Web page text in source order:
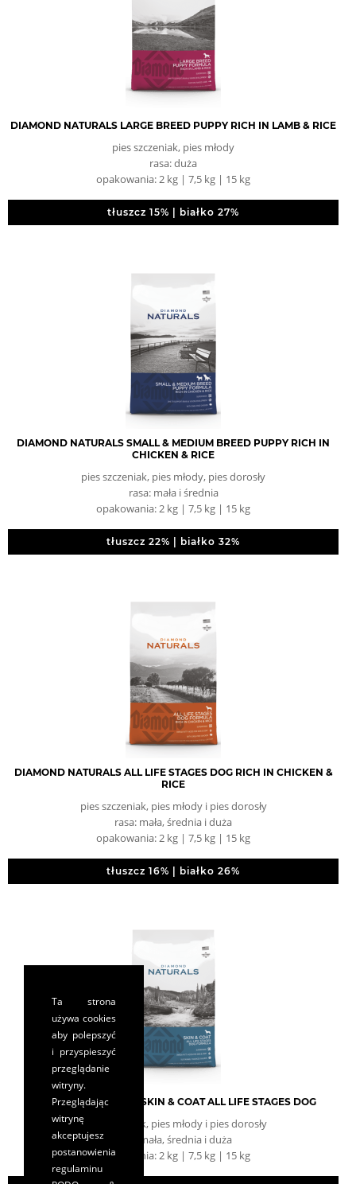
DIAMOND NATURALS LARGE BREED PUPPY RICH IN LAMB & RICE
pies szczeniak, pies młody
rasa: duża
opakowania: 2 kg | 7,5 kg | 15 kg
tłuszcz 15% | białko 27%
DIAMOND NATURALS SMALL & MEDIUM BREED PUPPY RICH IN
CHICKEN & RICE
pies szczeniak, pies młody, pies dorosły
rasa: mała i średnia
opakowania: 2 kg | 7,5 kg | 15 kg
tłuszcz 22% | białko 32%
DIAMOND NATURALS ALL LIFE STAGES DOG RICH IN CHICKEN &
RICE
pies szczeniak, pies młody i pies dorosły
rasa: mała, średnia i duża
opakowania: 2 kg | 7,5 kg | 15 kg
tłuszcz 16% | białko 26%
DIAMOND NATURALS SKIN & COAT ALL LIFE STAGES DOG
pies szczeniak, pies młody i pies dorosły
rasa: mała, średnia i duża
opakowania: 2 kg | 7,5 kg | 15 kg
Ta strona
używa cookies
aby polepszyć
i przyspieszyć
przeglądanie
witryny.
Przeglądając
witrynę
akceptujesz
postanowienia
regulaminu